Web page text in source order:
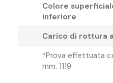
Colore
inferiore
Carico di rottura
*Prova effettuata
mm. 1119